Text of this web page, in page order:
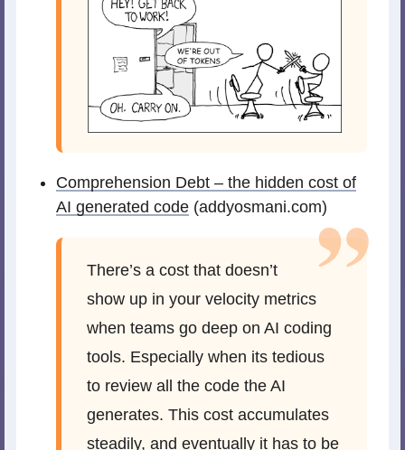
Comprehension Debt – the hidden cost of
AI generated code (addyosmani.com)
There’s a cost that doesn’t
show up in your velocity metrics
when teams go deep on AI coding
tools. Especially when its tedious
to review all the code the AI
generates. This cost accumulates
steadily, and eventually it has to be